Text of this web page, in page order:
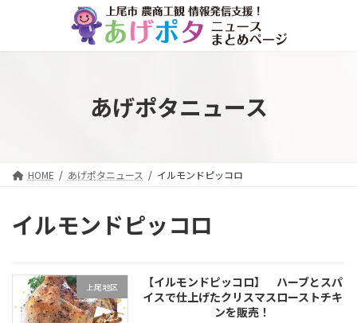
ン
ー
あげポタニュース
HOME あげポタニュース イルモンドピッコロ
イルモンドピッコロ
上尾地区
【イルモンドピッコロ】 ハーブとスパ
イスで仕上げたクリスマスローストチキ
ンを販売！